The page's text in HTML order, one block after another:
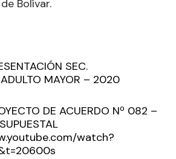
Bolívar.
SEC.
ADULTO MAYOR – 2020
DE ACUERDO Nº 082 –
watch?